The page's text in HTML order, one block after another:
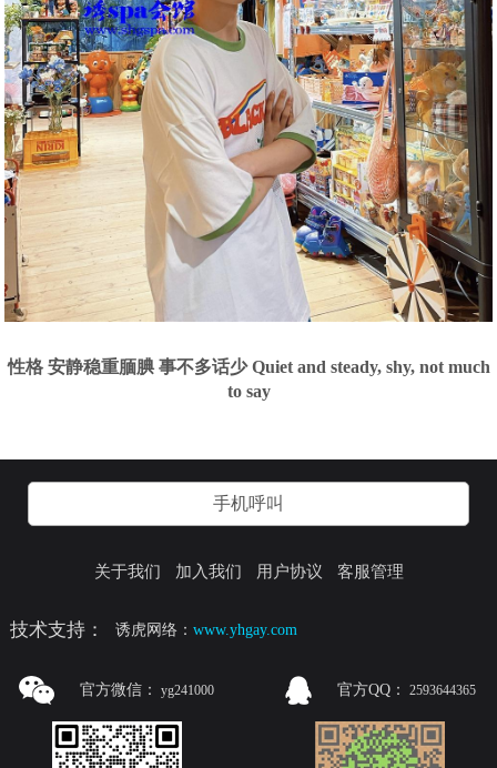
性格 安静稳重腼腆 事不多话少 Quiet and steady, shy, not much
to say
手机呼叫
关于我们 加入我们 用户协议 客服管理
技术支持： 诱虎网络：www.yhgay.com
官方微信： yg241000 官方QQ： 2593644365